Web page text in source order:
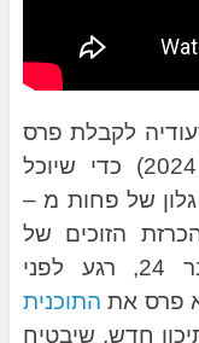
לקבלת פרס
נובל (מועד ההגשה סוף ינואר 2024) כדי שיוכל
גלון של פחות מ –
הזוכים של
ועדת הפרס של נובל באוקטובר 24, רגע לפני
פרס את התוכנית
חדש, שיבטיח